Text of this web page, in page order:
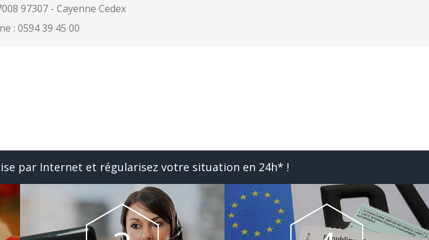
97307 - Cayenne Cedex
: 0594 39 45 00
par Internet et régularisez votre situation en 24h* !